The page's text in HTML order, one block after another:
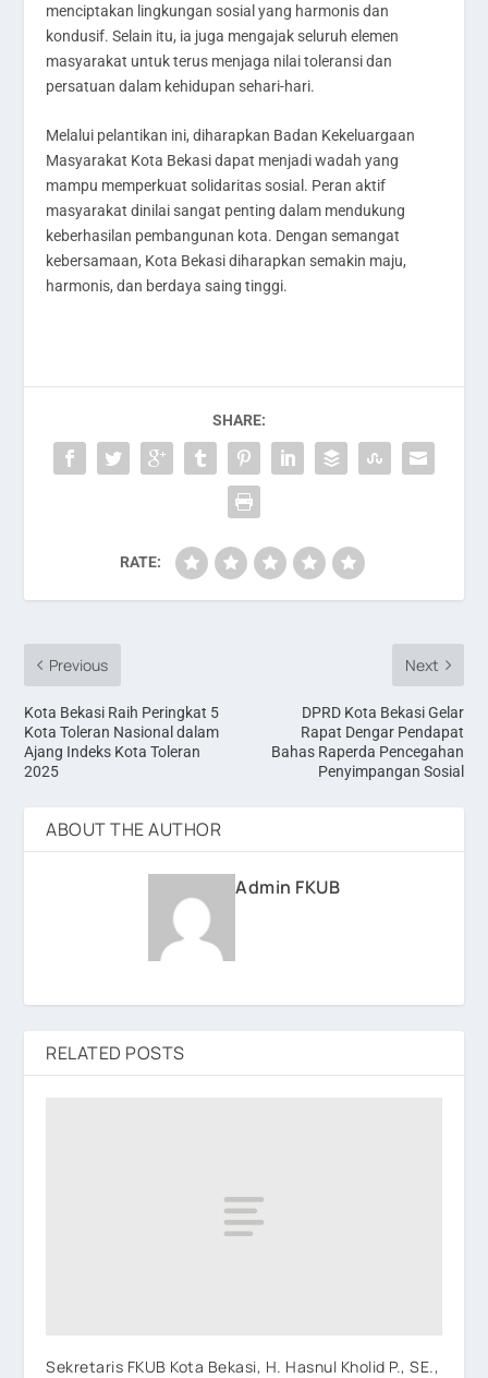
menciptakan lingkungan sosial yang harmonis dan
kondusif. Selain itu, ia juga mengajak seluruh elemen
masyarakat untuk terus menjaga nilai toleransi dan
persatuan dalam kehidupan sehari-hari.
Melalui pelantikan ini, diharapkan Badan Kekeluargaan
Masyarakat Kota Bekasi dapat menjadi wadah yang
mampu memperkuat solidaritas sosial. Peran aktif
masyarakat dinilai sangat penting dalam mendukung
keberhasilan pembangunan kota. Dengan semangat
kebersamaan, Kota Bekasi diharapkan semakin maju,
harmonis, dan berdaya saing tinggi.
SHARE:
RATE:
Previous
Kota Bekasi Raih Peringkat 5
Kota Toleran Nasional dalam
Ajang Indeks Kota Toleran
2025
Next
DPRD Kota Bekasi Gelar
Rapat Dengar Pendapat
Bahas Raperda Pencegahan
Penyimpangan Sosial
ABOUT THE AUTHOR
Admin FKUB
RELATED POSTS
Sekretaris FKUB Kota Bekasi, H. Hasnul Kholid P., SE.,